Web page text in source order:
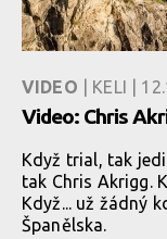
VIDEO | KELI |
Video: Chris
Když trial, tak
tak Chris Akrigg.
Když... už žádný
Španělska.